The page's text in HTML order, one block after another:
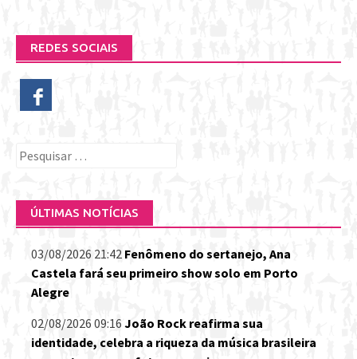
REDES SOCIAIS
Pesquisar
ÚLTIMAS NOTÍCIAS
03/08/2026 21:42 Fenômeno do sertanejo, Ana
Castela fará seu primeiro show solo em Porto
Alegre
02/08/2026 09:16 João Rock reafirma sua
identidade, celebra a riqueza da música brasileira